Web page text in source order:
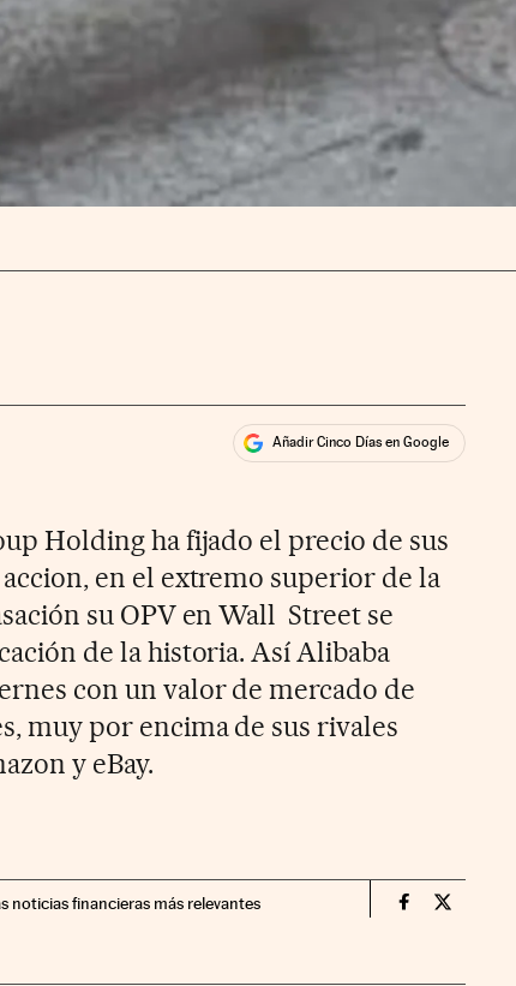
Añadir Cinco Días en Google
Holding ha fijado el precio de sus
en el extremo superior de la
su OPV en Wall Street se
de la historia. Así Alibaba
con un valor de mercado de
muy por encima de sus rivales
y eBay.
noticias financieras más relevantes Companias